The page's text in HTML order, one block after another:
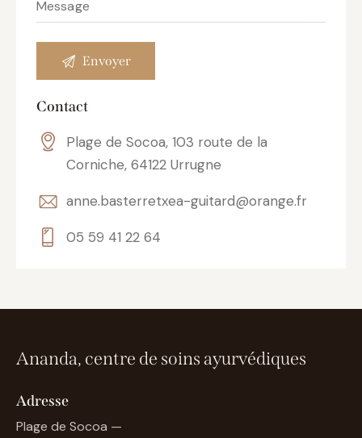
Contact
Plage de Socoa, 103 route de la
Corniche, 64122 Urrugne
anne.basterretxea-guitard@orange.fr
05 59 41 22 64
Ananda, centre de soins ayurvédiques
Adresse
Plage de Socoa —